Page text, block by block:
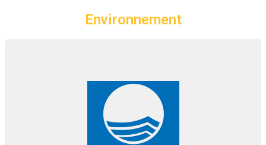
Environnement​
Pavillon Bleu
Port Rouen est un port labellisé Pavillon Bleu